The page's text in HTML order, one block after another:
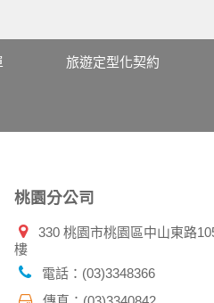
旅遊定型化契約
桃園分公司
330 桃園市桃園區中山東路
樓
電話：(03)3348366